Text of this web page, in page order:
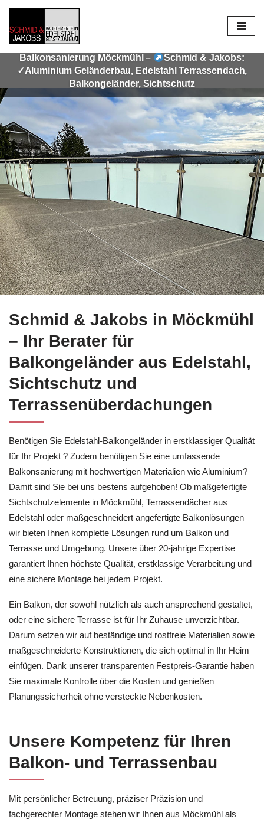
Zum
Inhalt
springen
Balkonsanierung Möckmühl –
Schmid & Jakobs:
✓Aluminium Geländerbau, Edelstahl Terrassendach,
Balkongeländer, Sichtschutz
Schmid & Jakobs in Möckmühl
– Ihr Berater für
Balkongeländer aus Edelstahl,
Sichtschutz und
Terrassenüberdachungen
Benötigen Sie Edelstahl-Balkongeländer in erstklassiger Qualität
für Ihr Projekt ? Zudem benötigen Sie eine umfassende
Balkonsanierung mit hochwertigen Materialien wie Aluminium?
Damit sind Sie bei uns bestens aufgehoben! Ob maßgefertigte
Sichtschutzelemente in Möckmühl, Terrassendächer aus
Edelstahl oder maßgeschneidert angefertigte Balkonlösungen –
wir bieten Ihnen komplette Lösungen rund um Balkon und
Terrasse und Umgebung. Unsere über 20-jährige Expertise
garantiert Ihnen höchste Qualität, erstklassige Verarbeitung und
eine sichere Montage bei jedem Projekt.
Ein Balkon, der sowohl nützlich als auch ansprechend gestaltet,
oder eine sichere Terrasse ist für Ihr Zuhause unverzichtbar.
Darum setzen wir auf beständige und rostfreie Materialien sowie
maßgeschneiderte Konstruktionen, die sich optimal in Ihr Heim
einfügen. Dank unserer transparenten Festpreis-Garantie haben
Sie maximale Kontrolle über die Kosten und genießen
Planungssicherheit ohne versteckte Nebenkosten.
Unsere Kompetenz für Ihren
Balkon- und Terrassenbau
Mit persönlicher Betreuung, präziser Präzision und
fachgerechter Montage stehen wir Ihnen aus Möckmühl als